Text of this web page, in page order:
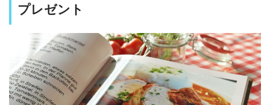
プレゼント